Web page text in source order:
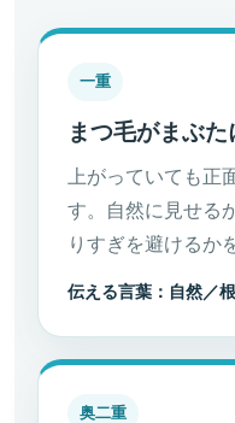
一重
まつ毛がまぶ
上がっていても正
す。自然に見せる
りすぎを避けるか
伝える言葉：自然／
奥二重